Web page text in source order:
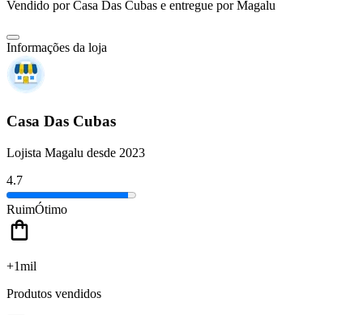
Vendido porCasa Das Cubas e entregue por Magalu
Informações da loja
Casa Das Cubas
Lojista Magalu desde 2023
4.7
RuimÓtimo
+1mil
Produtos vendidos